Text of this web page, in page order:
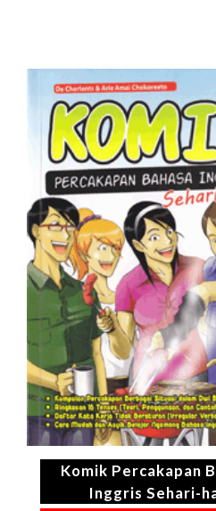
Komik Percakapan
Inggris Sehari-